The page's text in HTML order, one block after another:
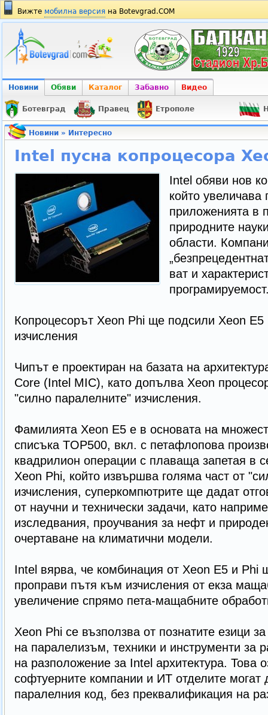
Вижте мобилна версия на Botevgrad.COM
Новини Обяви Каталог Забавно Видео
Ботевград Правец Етрополе
Новини» Интересно
Intel пусна копроцесора
Intel обяви нов
който увеличава
приложенията в
природните
области.
ват и
Копроцесорът Xeon Phi ще подсили Xeon E5
изчисления
Чипът е проектиран на базата на
Core (Intel MIC), като допълва Xeon
"силно паралелните" изчисления.
Фамилията Xeon E5 е в основата на
списъка TOP500, вкл. с петафлопова
квадрилион операции с плаваща запетая в
Xeon Phi, който извършва голяма част от
изчисления, суперкомпютрите ще дадат
от научни и технически задачи, като
изследвания, проучвания за нефт и
очертаване на климатични модели.
Intel вярва, че комбинация от Xeon Е5 и Phi
проправи пътя към изчисления от екза
увеличение спрямо пета-мащабните
Xeon Phi се възползва от познатите езици
на паралелизъм, техники и инструменти за
на разположение за Intel архитектура. Това
софтуерните компании и ИТ отделите могат
паралелния код, без преквалификация на